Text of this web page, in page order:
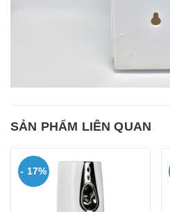
SẢN PHẨM LIÊN QUAN
- 17%